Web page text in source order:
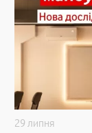
29 липня